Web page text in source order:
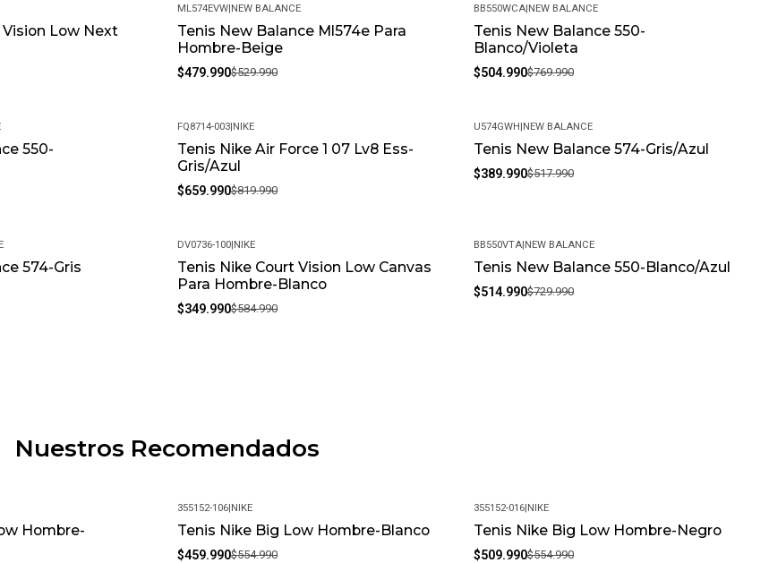
Low Next
-9%
ML574EVW|NEW BALANCE
Tenis New Balance Ml574e Para
Hombre-Beige
$479.990$529.990
-34%
BB550WCA|NEW BALANCE
Tenis New Balance 550-
Blanco/Violeta
$504.990$769.990
550-
-20%
FQ8714-003|NIKE
Tenis Nike Air Force 1 07 Lv8 Ess-
Gris/Azul
$659.990$819.990
-25%
U574GWH|NEW BALANCE
Tenis New Balance 574-Gris/Azul
$389.990$517.990
574-Gris -40%
DV0736-100|NIKE
Tenis Nike Court Vision Low Canvas
Para Hombre-Blanco
$349.990$584.990
-29%
BB550VTA|NEW BALANCE
Tenis New Balance 550-Blanco/Azul
$514.990$729.990
Nuestros Recomendados
Hombre-
-17%
355152-106|NIKE
Tenis Nike Big Low Hombre-Blanco
$459.990$554.990
-8%
355152-016|NIKE
Tenis Nike Big Low Hombre-Negro
$509.990$554.990